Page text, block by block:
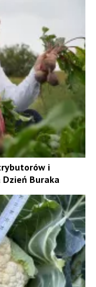
i
Buraka